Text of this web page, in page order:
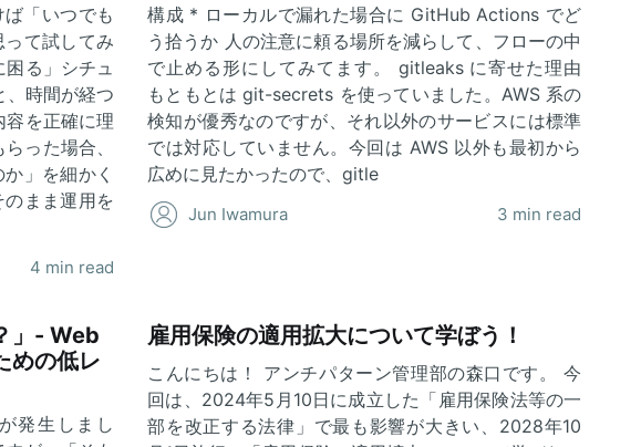
「いつでも
て試してみ
る」シチュ
、時間が経つ
容を正確に理
った場合、
」を細かく
まま運用を
4 min read
構成 * ローカルで漏れた場合に GitHub Actions でど
う拾うか 人の注意に頼る場所を減らして、フローの中
で止める形にしてみてます。 gitleaks に寄せた理由
もともとは git-secrets を使っていました。AWS 系の
検知が優秀なのですが、それ以外のサービスには標準
では対応していません。今回は AWS 以外も最初から
広めに見たかったので、gitle
Jun Iwamura 3 min read
」- Web
めの低レ
発生しまし
雇用保険の適用拡大について学ぼう！
こんにちは！ アンチパターン管理部の森口です。 今
回は、2024年5月10日に成立した「雇用保険法等の一
部を改正する法律」で最も影響が大きい、2028年10